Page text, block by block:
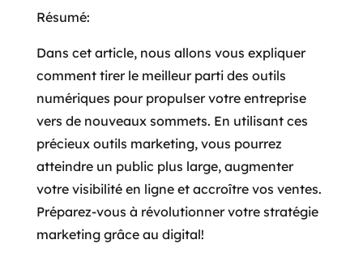
Résumé:
Dans cet article, nous allons vous expliquer
comment tirer le meilleur parti des outils
numériques pour propulser votre entreprise
vers de nouveaux sommets. En utilisant ces
précieux outils marketing, vous pourrez
atteindre un public plus large, augmenter
votre visibilité en ligne et accroître vos ventes.
Préparez-vous à révolutionner votre stratégie
marketing grâce au digital!